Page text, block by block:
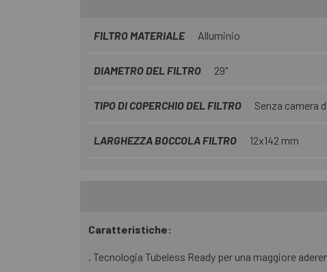
FILTRO MATERIALE Alluminio
DIAMETRO DEL FILTRO 29"
TIPO DI COPERCHIO DEL FILTRO Senza camera
LARGHEZZA BOCCOLA FILTRO 12x142 mm
Caratteristiche:
. Tecnologia Tubeless Ready per una maggiore